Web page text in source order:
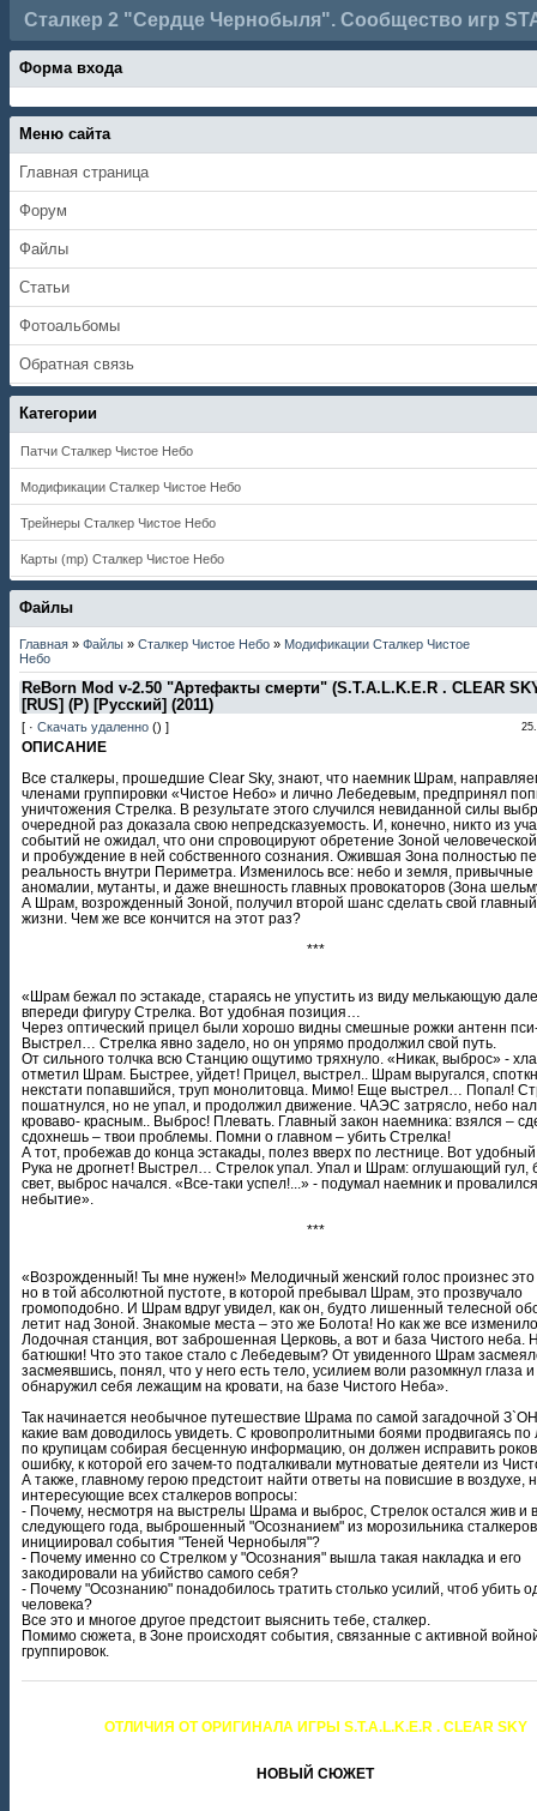
Сталкер 2 "Сердце Чернобыля". Сообщество игр
Форма входа
Меню сайта
Главная страница
Форум
Файлы
Статьи
Фотоальбомы
Обратная связь
Категории
Патчи Сталкер Чистое Небо
Модификации Сталкер Чистое Небо
Трейнеры Сталкер Чистое Небо
Карты (mp) Сталкер Чистое Небо
Файлы
Главная » Файлы » Сталкер Чистое Небо » Модификации Сталкер Чистое
Небо
ReBorn Mod v-2.50 "Артефакты смерти" (S.T.A.L.K.E.R . CLEAR
[RUS] (P) [Русский] (2011)
[ · Скачать удаленно () ]
ОПИСАНИЕ
Все сталкеры, прошедшие Clear Sky, знают, что наемник Шрам,
членами группировки «Чистое Небо» и лично Лебедевым, предпринял
уничтожения Стрелка. В результате этого случился невиданной силы
очередной раз доказала свою непредсказуемость. И, конечно, никто из
событий не ожидал, что они спровоцируют обретение Зоной
и пробуждение в ней собственного сознания. Ожившая Зона полностью
реальность внутри Периметра. Изменилось все: небо и земля, привычные
аномалии, мутанты, и даже внешность главных провокаторов (Зона
А Шрам, возрожденный Зоной, получил второй шанс сделать свой
жизни. Чем же все кончится на этот раз?
***
«Шрам бежал по эстакаде, стараясь не упустить из виду мелькающую
впереди фигуру Стрелка. Вот удобная позиция…
Через оптический прицел были хорошо видны смешные рожки антенн
Выстрел… Стрелка явно задело, но он упрямо продолжил свой путь.
От сильного толчка всю Станцию ощутимо тряхнуло. «Никак, выброс» -
отметил Шрам. Быстрее, уйдет! Прицел, выстрел.. Шрам выругался,
некстати попавшийся, труп монолитовца. Мимо! Еще выстрел… Попал!
пошатнулся, но не упал, и продолжил движение. ЧАЭС затрясло, небо
кроваво- красным.. Выброс! Плевать. Главный закон наемника: взялся –
сдохнешь – твои проблемы. Помни о главном – убить Стрелка!
А тот, пробежав до конца эстакады, полез вверх по лестнице. Вот
Рука не дрогнет! Выстрел… Стрелок упал. Упал и Шрам: оглушающий гул,
свет, выброс начался. «Все-таки успел!...» - подумал наемник и
небытие».
***
«Возрожденный! Ты мне нужен!» Мелодичный женский голос произнес это
но в той абсолютной пустоте, в которой пребывал Шрам, это прозвучало
громоподобно. И Шрам вдруг увидел, как он, будто лишенный телесной
летит над Зоной. Знакомые места – это же Болота! Но как же все
Лодочная станция, вот заброшенная Церковь, а вот и база Чистого неба.
батюшки! Что это такое стало с Лебедевым? От увиденного Шрам
засмеявшись, понял, что у него есть тело, усилием воли разомкнул глаза и
обнаружил себя лежащим на кровати, на базе Чистого Неба».
Так начинается необычное путешествие Шрама по самой загадочной
какие вам доводилось увидеть. С кровопролитными боями продвигаясь по
по крупицам собирая бесценную информацию, он должен исправить
ошибку, к которой его зачем-то подталкивали мутноватые деятели из
А также, главному герою предстоит найти ответы на повисшие в воздухе,
интересующие всех сталкеров вопросы:
- Почему, несмотря на выстрелы Шрама и выброс, Стрелок остался жив и
следующего года, выброшенный "Осознанием" из морозильника
инициировал события "Теней Чернобыля"?
- Почему именно со Стрелком у "Осознания" вышла такая накладка и его
закодировали на убийство самого себя?
- Почему "Осознанию" понадобилось тратить столько усилий, чтоб убить
человека?
Все это и многое другое предстоит выяснить тебе, сталкер.
Помимо сюжета, в Зоне происходят события, связанные с активной
группировок.
ОТЛИЧИЯ ОТ ОРИГИНАЛА ИГРЫ S.T.A.L.K.E.R . CLEAR SKY
НОВЫЙ СЮЖЕТ